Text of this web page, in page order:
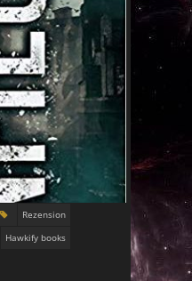
Rezension
Hawkify books